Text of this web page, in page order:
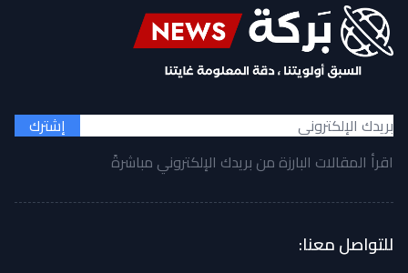
إشترك
اقرأ المقالات البارزة من بريدك الإلكتروني مباشرةً
للتواصل معنا: